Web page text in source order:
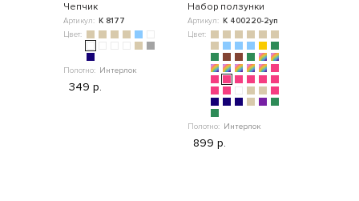
Чепчик
Артикул: К 8177
Цвет:
Полотно: Интерлок
349 р.
Набор ползунки
Артикул: К 400220-2уп
Цвет:
Полотно: Интерлок
899 р.